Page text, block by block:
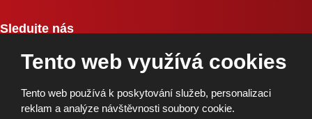
Sledujte nás
Tento web využívá cookies
Tento web používá k poskytování služeb, personalizaci
reklam a analýze návštěvnosti soubory cookie.